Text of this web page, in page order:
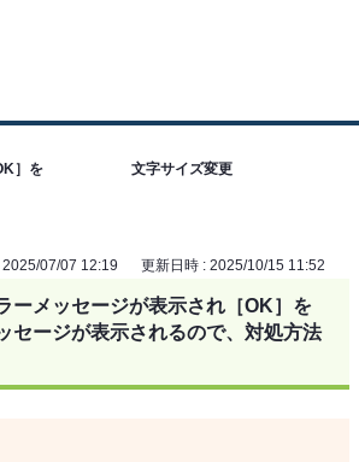
文字サイズ変更
］を
07/07 12:19 更新日時 : 2025/10/15 11:52
ーメッセージが表示され［OK］を
セージが表示されるので、対処方法